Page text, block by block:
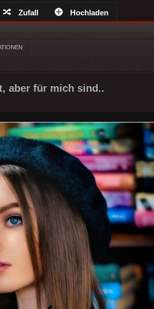
Zufall Hochladen
aber für mich sind..